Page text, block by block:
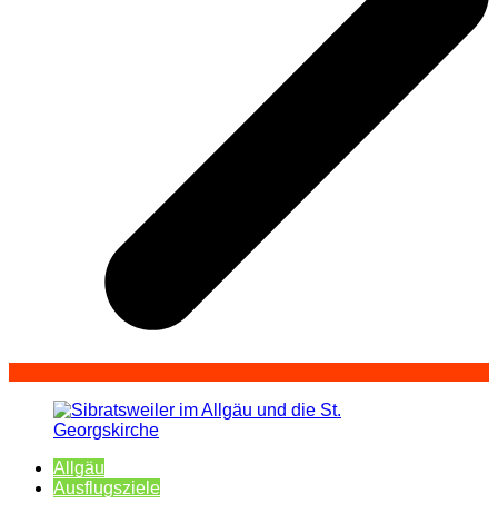
Allgäu
Ausflugsziele